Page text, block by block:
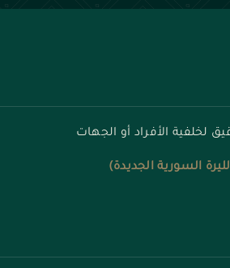
لخلفية الأفراد أو الجهات
السورية الجديدة)